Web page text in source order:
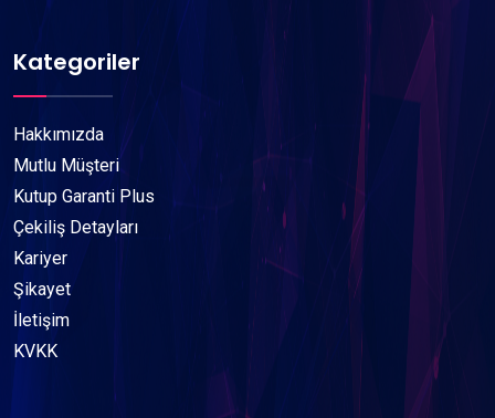
Kategoriler
Hakkımızda
Mutlu Müşteri
Kutup Garanti Plus
Çekiliş Detayları
Kariyer
Şikayet
İletişim
KVKK